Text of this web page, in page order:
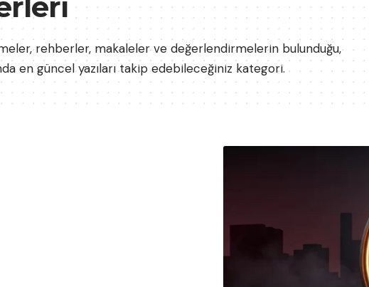
rehberler, makaleler ve değerlendirmelerin bulunduğu,
en güncel yazıları takip edebileceğiniz kategori.